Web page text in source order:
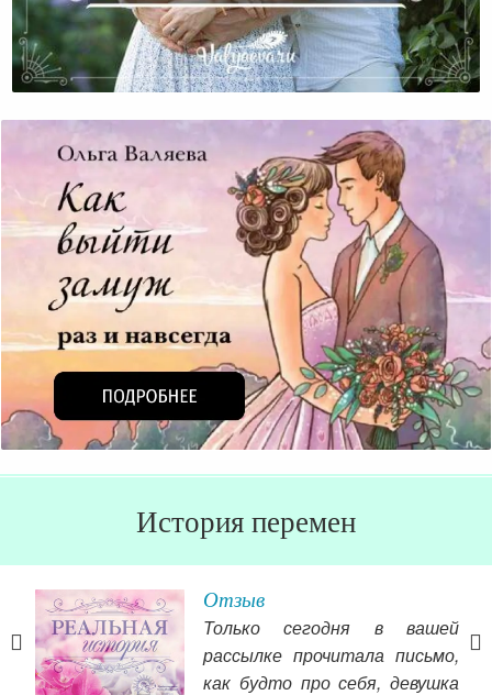
Как Научить Мужа Дарить Цветы Без Повода?
История перемен
Отзыв
Только сегодня в вашей
рассылке прочитала письмо,
как будто про себя, девушка